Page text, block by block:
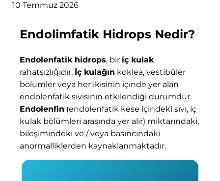
10 Temmuz 2026
Endolimfatik Hidrops Nedir?
Endolenfatik hidrops, bir iç kulak
rahatsızlığıdır. İç kulağın koklea, vestibüler
bölümler veya her ikisinin içinde yer alan
endolenfatik sıvısının etkilendiği durumdur.
Endolenfin (endolenfatik kese içindeki sıvı, iç
kulak bölümleri arasında yer alır) miktarındaki,
bileşimindeki ve / veya basıncındaki
anormalliklerden kaynaklanmaktadır.